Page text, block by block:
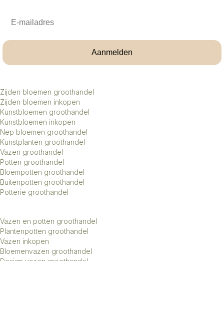
Aanmelden
Zijden bloemen groothandel
Zijden bloemen inkopen
Kunstbloemen groothandel
Kunstbloemen inkopen
Nep bloemen groothandel
Kunstplanten groothandel
Vazen groothandel
Potten groothandel
Bloempotten groothandel
Buitenpotten groothandel
Potterie groothandel
Vazen en potten groothandel
Plantenpotten groothandel
Vazen inkopen
Bloemenvazen groothandel
Design vazen groothandel